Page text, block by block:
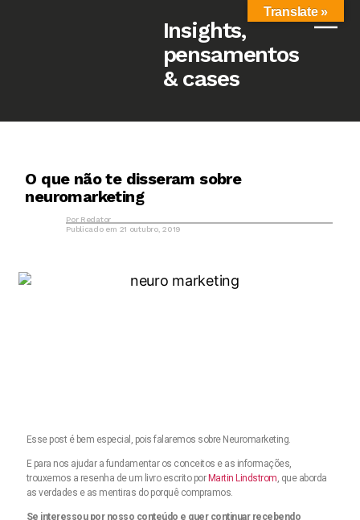
Insights,
pensamentos
& cases
O que não te disseram sobre
neuromarketing
PorRedator
Publicado em 21 outubro, 2019
Esse post é bem especial, pois falaremos sobre Neuromarketing.
E para nos ajudar a fundamentar os conceitos e as informações,
trouxemos a resenha de um livro escrito por Martin Lindstrom, que aborda
as verdades e as mentiras do porquê compramos.
Se interessou por nosso conteúdo e quer continuar recebendo
Translate »